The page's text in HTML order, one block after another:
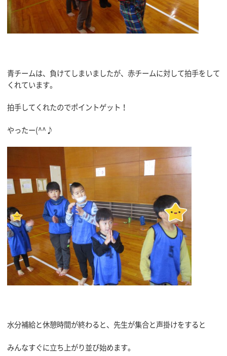
青チームは、負けてしまいましたが、赤チームに対して拍手をして
くれています。
拍手してくれたのでポイントゲット！
やったー(^^♪
水分補給と休憩時間が終わると、先生が集合と声掛けをすると
みんなすぐに立ち上がり並び始めます。